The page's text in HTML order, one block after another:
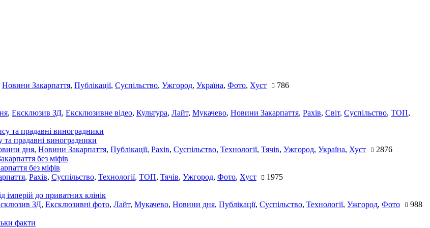
Новини Закарпаття, Публікації, Суспільство, Ужгород, Україна, Фото, Хуст 786
, Ексклюзив ЗД, Ексклюзивне відео, Культура, Лайт, Мукачево, Новини Закарпаття, Рахів, Світ, Суспільство, ТОП,
та прадавні виноградники
дня, Новини Закарпаття, Публікації, Рахів, Суспільство, Технології, Тячів, Ужгород, Україна, Хуст 2876
без міфів
, Рахів, Суспільство, Технології, ТОП, Тячів, Ужгород, Фото, Хуст 1975
імперій до приватних клінік
ЗД, Ексклюзивні фото, Лайт, Мукачево, Новини дня, Публікації, Суспільство, Технології, Ужгород, Фото 988
факти